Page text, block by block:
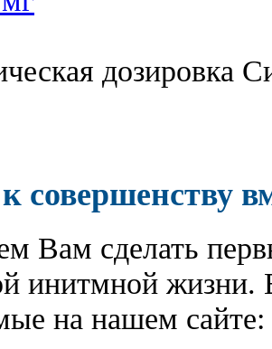
дозировка
совершенству
Вам сделать
инитмной жизни.
на нашем сайте: